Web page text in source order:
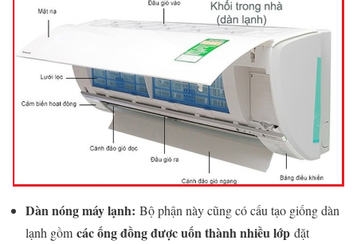
Dàn nóng máy lạnh: Bộ phận này cũng có cấu tạo giống dàn
lạnh gồm các ống đồng được uốn thành nhiều lớp đặt